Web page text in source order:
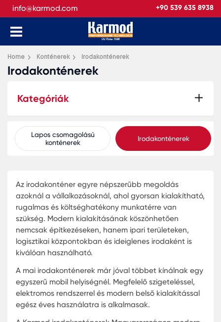
info@karmod.com +90 539 635 8938
Home Konténerek Irodakonténerek
Irodakonténerek
Kategóriák
Lapos csomagolású
konténerek
Irodakonténerek
Az irodakonténer egyre népszerűbb megoldás
azoknál a vállalkozásoknál, ahol gyorsan
rugalmas és költséghatékony munkatérre van
szükség. Modern kialakításának köszönhetően
nemcsak építkezéseken, hanem ipari területeken,
logisztikai központokban és ideiglenes irodaként
kiválóan használható.